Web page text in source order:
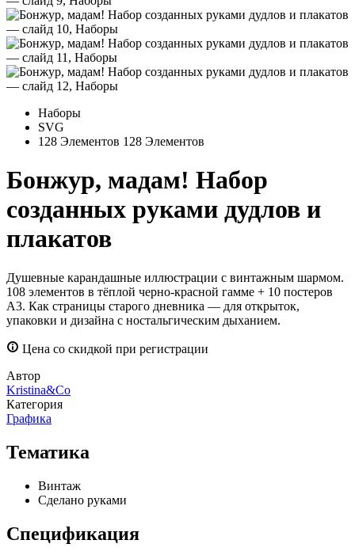
Наборы
SVG
128 Элементов 128 Элементов
Бонжур, мадам! Набор
созданных руками дудлов и
плакатов
Душевные карандашные иллюстрации с винтажным шармом.
108 элементов в тёплой черно-красной гамме + 10 постеров
А3. Как страницы старого дневника — для открыток,
упаковки и дизайна с ностальгическим дыханием.
Цена со скидкой при регистрации
Автор
Kristina&Co
Категория
Графика
Тематика
Винтаж
Сделано руками
Спецификация